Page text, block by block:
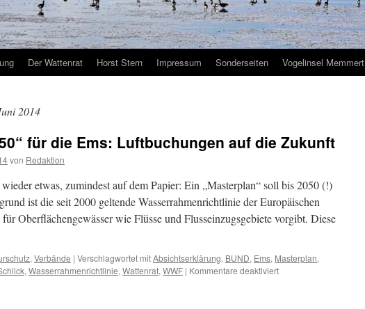
Der Wattenrat Horst Stern Impressum Sonderseiten Vogelinsel Memmert
2014
für die Ems: Luftbuchungen auf die Zukunft
von Redaktion
etwas, zumindest auf dem Papier: Ein „Masterplan“ soll bis 2050 (!)
ist die seit 2000 geltende Wasserrahmenrichtlinie der Europäischen
Oberflächengewässer wie Flüsse und Flusseinzugsgebiete vorgibt. Diese
, Verbände | Verschlagwortet mitAbsichtserklärung, BUND, Ems, Masterplan,
, Wasserrahmenrichtlinie, Wattenrat, WWF | Kommentare deaktiviertfür